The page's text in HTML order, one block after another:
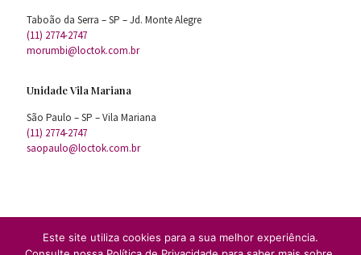
Taboão da Serra – SP – Jd. Monte Alegre
(11) 2774-2747
morumbi@loctok.com.br
Unidade Vila Mariana
São Paulo – SP – Vila Mariana
(11) 2774-2747
saopaulo@loctok.com.br
Este site utiliza cookies para a sua melhor experiência.